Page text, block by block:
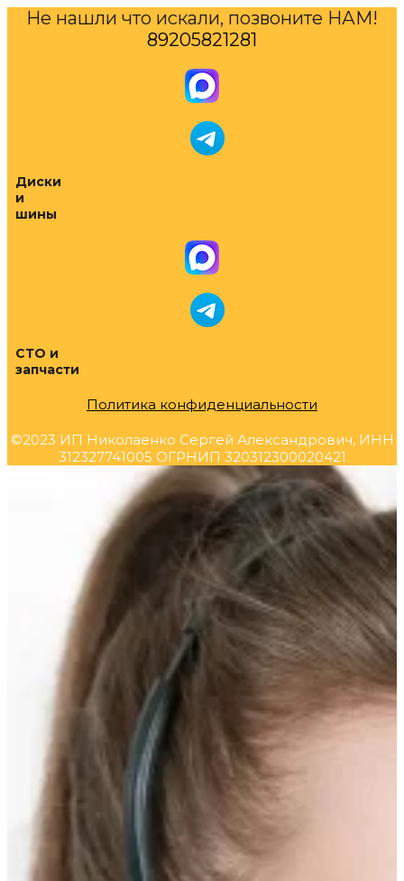
Не нашли что искали, позвоните НАМ!
89205821281
Диски
и
шины
СТО и
запчасти
Политика конфиденциальности
©2023 ИП Николаенко Сергей Александрович, ИНН
312327741005 ОГРНИП 320312300020421